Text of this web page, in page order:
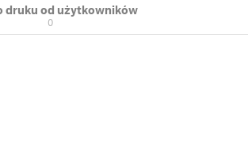
druku od użytkowników
0